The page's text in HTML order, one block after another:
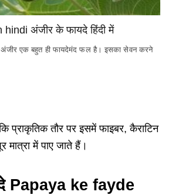
अंजीर के फायदे हिंदी में
एक बहुत ही फायदेमंद फल है। इसका सेवन करने
कि प्राकृतिक तौर पर इसमें फाइबर, कैराटिन
मात्रा में पाए जाते हैं।
Papaya ke fayde